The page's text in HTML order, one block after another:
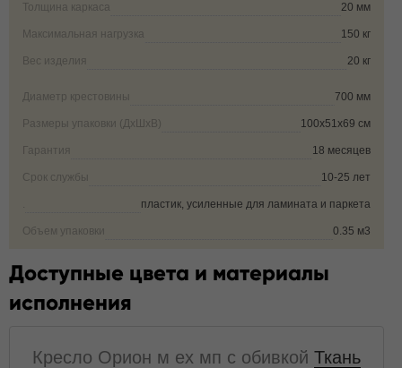
Толщина каркаса 20 мм
Максимальная нагрузка 150 кг
Вес изделия 20 кг
Диаметр крестовины 700 мм
Размеры упаковки (ДxШxВ) 100х51х69 см
Гарантия 18 месяцев
Срок службы 10-25 лет
. пластик, усиленные для ламината и паркета
Объем упаковки 0.35 м3
Доступные цвета и материалы
исполнения
Кресло Орион м ех мп с обивкой Ткань